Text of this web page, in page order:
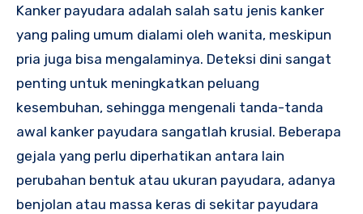
Kanker payudara adalah salah satu jenis kanker
yang paling umum dialami oleh wanita, meskipun
pria juga bisa mengalaminya. Deteksi dini sangat
penting untuk meningkatkan peluang
kesembuhan, sehingga mengenali tanda-tanda
awal kanker payudara sangatlah krusial. Beberapa
gejala yang perlu diperhatikan antara lain
perubahan bentuk atau ukuran payudara, adanya
benjolan atau massa keras di sekitar payudara